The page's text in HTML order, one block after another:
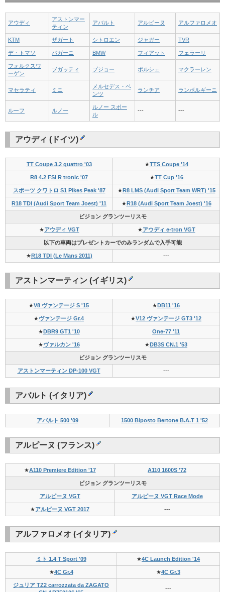
アウディ
アストンマー
ティン
アバルト アルピーヌ アルファロメオ
KTM ザガート シトロエン ジャガー TVR
デ・トマソ パガーニ BMW フィアット フェラーリ
フォルクスワ
ーゲン
ブガッティ プジョー ポルシェ マクラーレン
マセラティ ミニ
メルセデス・ベ
ンツ
ランチア ランボルギーニ
ルーフ ルノー
ルノー スポー
ル
--- ---
アウディ (ドイツ)
TT Coupe 3.2 quattro '03 ★TTS Coupe '14
R8 4.2 FSI R tronic '07 ★TT Cup '16
スポーツ クワトロ S1 Pikes Peak '87 ★R8 LMS (Audi Sport Team WRT) '15
R18 TDI (Audi Sport Team Joest) '11 ★R18 (Audi Sport Team Joest) '16
ビジョン グランツーリスモ
★アウディ VGT ★アウディ e-tron VGT
以下の車両はプレゼントカーでのみランダムで入手可能
★R18 TDI (Le Mans 2011) ---
アストンマーティン (イギリス)
★V8 ヴァンテージ S '15 ★DB11 '16
★ヴァンテージ Gr.4 ★V12 ヴァンテージ GT3 '12
★DBR9 GT1 '10 One-77 '11
★ヴァルカン '16 ★DB3S CN.1 '53
ビジョン グランツーリスモ
アストンマーティン DP-100 VGT ---
アバルト (イタリア)
アバルト 500 '09 1500 Biposto Bertone B.A.T 1 '52
アルピーヌ (フランス)
★A110 Premiere Edition '17 A110 1600S '72
ビジョン グランツーリスモ
アルピーヌ VGT アルピーヌ VGT Race Mode
★アルピーヌ VGT 2017 ---
アルファロメオ (イタリア)
ミト 1.4 T Sport '09 ★4C Launch Edition '14
★4C Gr.4 ★4C Gr.3
ジュリア TZ2 carrozzata da ZAGATO
---